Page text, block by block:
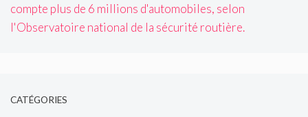
compte plus de 6 millions d'automobiles, selon
l'Observatoire national de la sécurité routière.
CATÉGORIES